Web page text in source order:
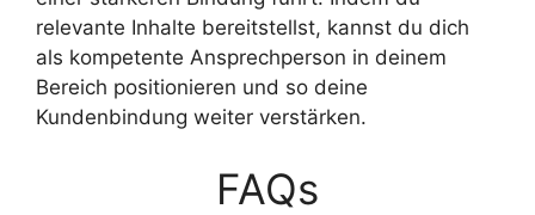
relevante Inhalte bereitstellst, kannst du dich
als kompetente Ansprechperson in deinem
Bereich positionieren und so deine
Kundenbindung weiter verstärken.
FAQs